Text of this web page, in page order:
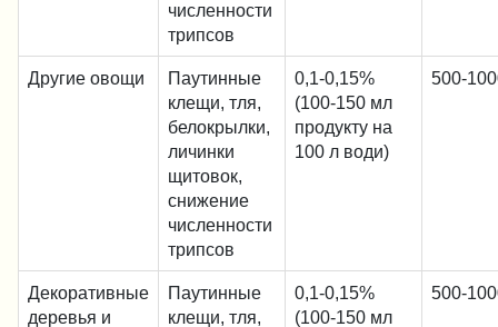
численности
трипсов
Другие овощи
Паутинные
клещи, тля,
белокрылки,
личинки
щитовок,
снижение
численности
трипсов
0,1-0,15%
(100-150 мл
продукту на
100 л води)
500-
Декоративные
деревья и
Паутинные
клещи, тля,
0,1-0,15%
(100-150 мл
500-